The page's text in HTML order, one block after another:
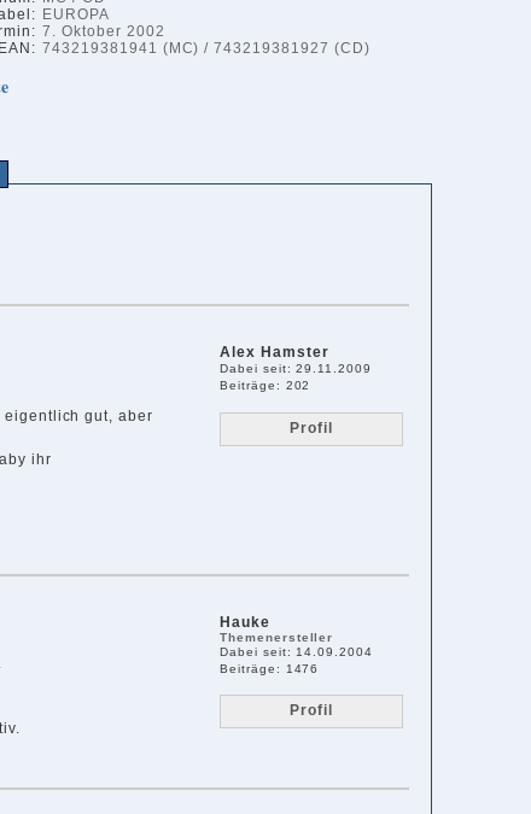
EAN:
EUROPA
7. Oktober 2002
743219381941 (MC) / 743219381927 (CD)
gut, aber
ihr
Alex Hamster
Dabei seit: 29.11.2009
Beiträge: 202
Profil
Hauke
Themenersteller
Dabei seit: 14.09.2004
Beiträge: 1476
Profil